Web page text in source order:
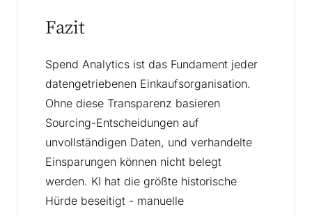
Fazit
Spend Analytics ist das Fundament jeder
datengetriebenen Einkaufsorganisation.
Ohne diese Transparenz basieren
Sourcing-Entscheidungen auf
unvollständigen Daten, und verhandelte
Einsparungen können nicht belegt
werden. KI hat die größte historische
Hürde beseitigt - manuelle